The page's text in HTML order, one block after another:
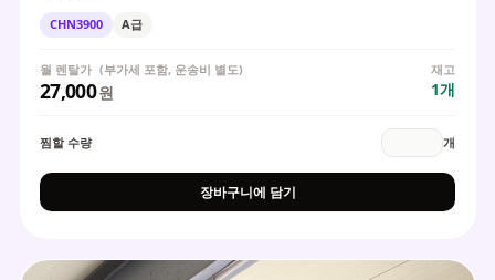
CHN3900 A급
월 렌탈가 (부가세 포함, 운송비 별도)
27,000원
재고
1개
찜할 수량 개
장바구니에 담기